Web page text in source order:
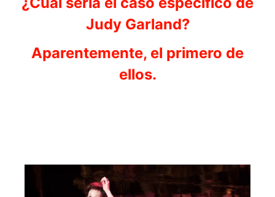
Judy Garland?
Aparentemente, el primero de
ellos.